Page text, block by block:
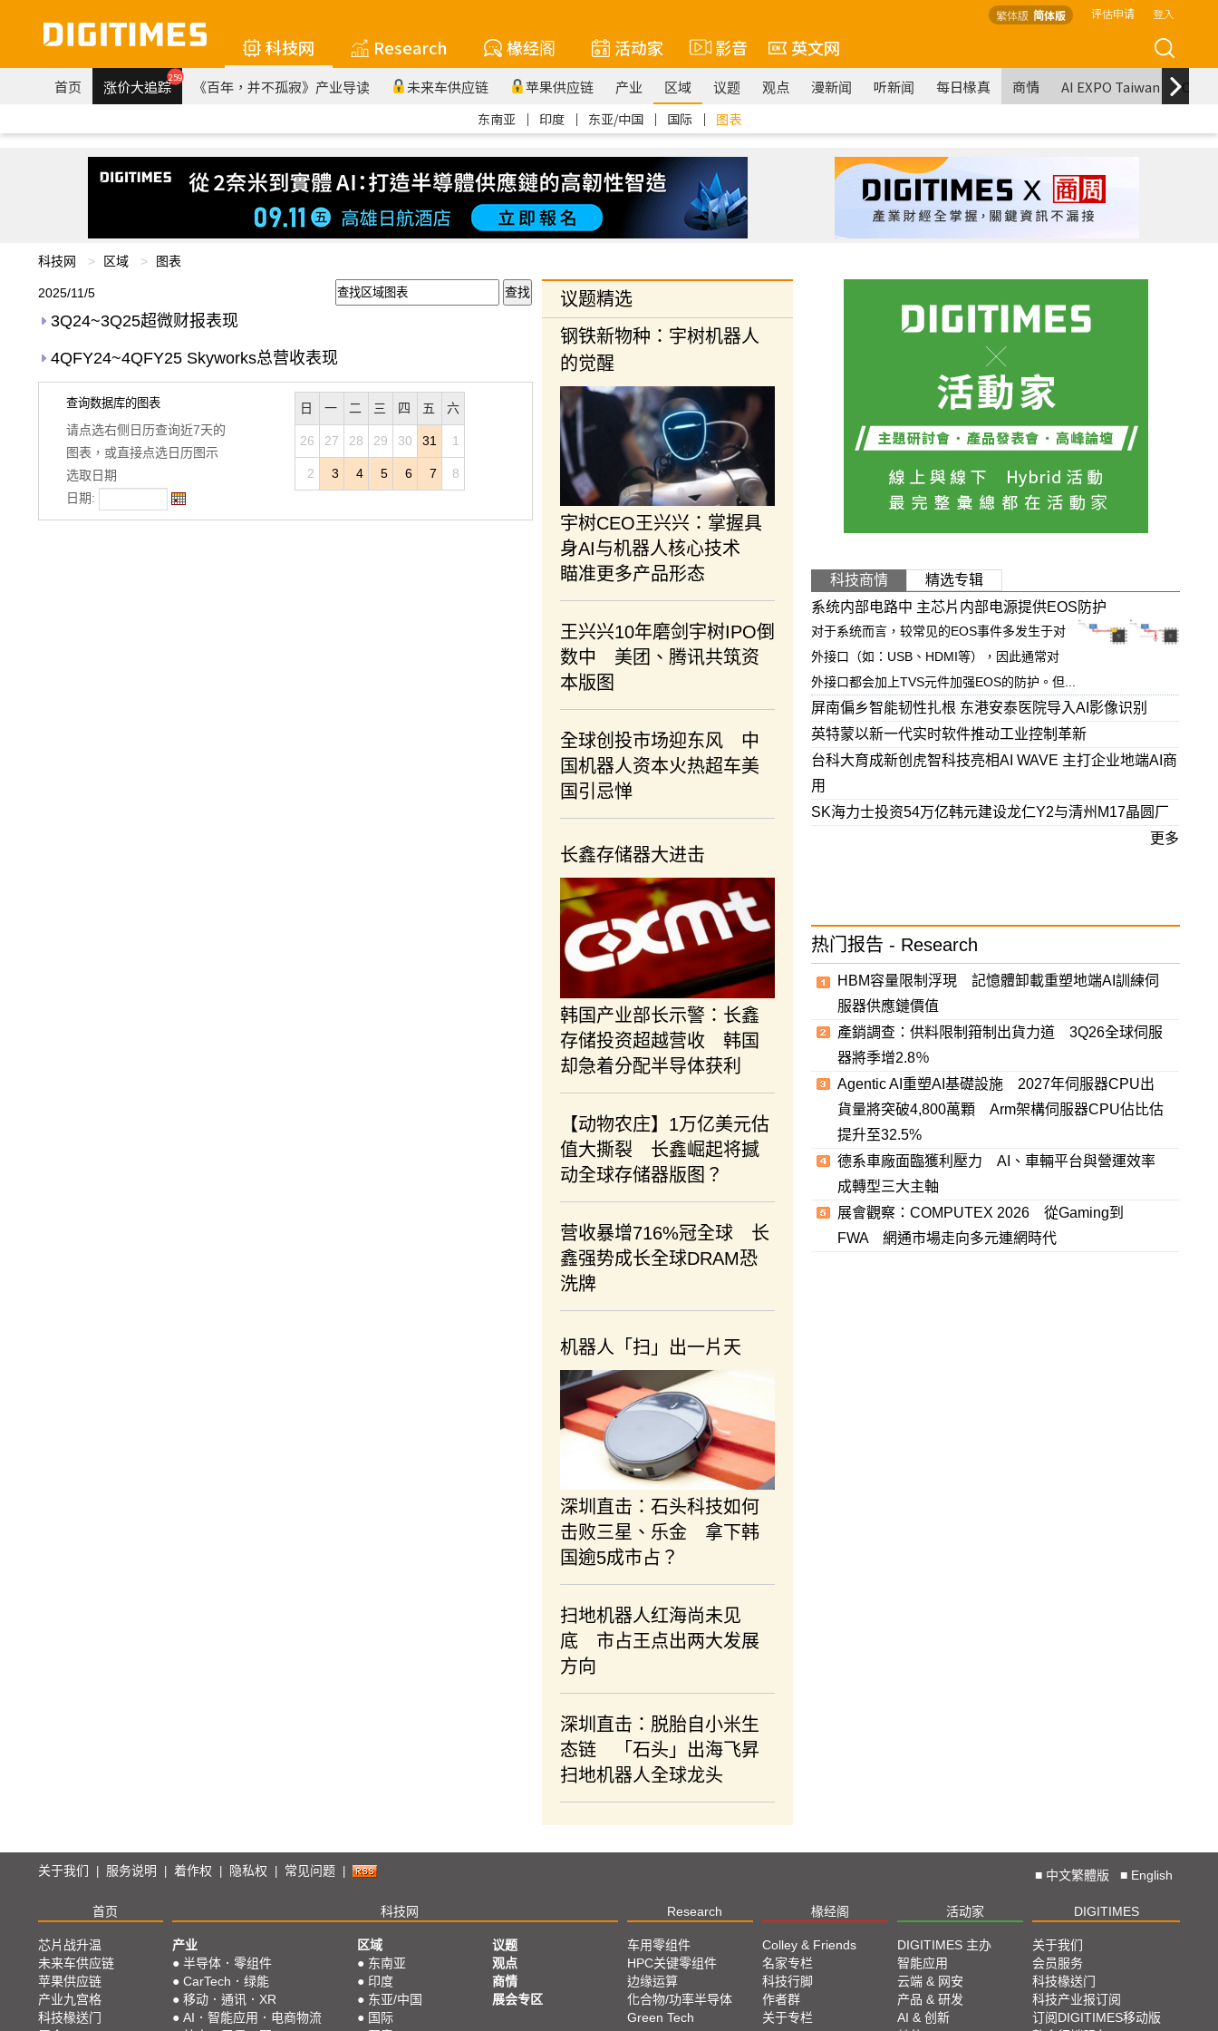
繁体版 简体版 评估申请 登入
科技网 Research 椽经阁 活动家 影音 英文网
首页 涨价大追踪259 《百年，并不孤寂》产业导读 未来车供应链 苹果供应链 产业 区域 议题 观点 漫新闻 听新闻 每日椽真 商情 AI EXPO Taiwan
东南亚 ｜ 印度 ｜ 东亚/中国 ｜ 国际 ｜ 图表
科技网 区域 图表
2025/11/5
3Q24~3Q25超微财报表现
4QFY24~4QFY25 Skyworks总营收表现
查询数据库的图表
请点选右侧日历查询近7天的
图表，或直接点选日历图示
选取日期
日期:
日 一 二 三 四 五 六
26 27 28 29 30 31 1
2 3 4 5 6 7 8
议题精选
钢铁新物种：宇树机器人
的觉醒
宇树CEO王兴兴：掌握具
身AI与机器人核心技术
瞄准更多产品形态
王兴兴10年磨剑宇树IPO倒
数中 美团、腾讯共筑资
本版图
全球创投市场迎东风 中
国机器人资本火热超车美
国引忌惮
长鑫存储器大进击
韩国产业部长示警：长鑫
存储投资超越营收 韩国
却急着分配半导体获利
【动物农庄】1万亿美元估
值大撕裂 长鑫崛起将撼
动全球存储器版图？
营收暴增716%冠全球 长
鑫强势成长全球DRAM恐
洗牌
机器人「扫」出一片天
深圳直击：石头科技如何
击败三星、乐金 拿下韩
国逾5成市占？
扫地机器人红海尚未见
底 市占王点出两大发展
方向
深圳直击：脱胎自小米生
态链 「石头」出海飞昇
扫地机器人全球龙头
科技商情
精选专辑
系统内部电路中 主芯片内部电源提供EOS防护
对于系统而言，较常见的EOS事件多发生于对
外接口（如：USB、HDMI等），因此通常对
外接口都会加上TVS元件加强EOS的防护。但...
屏南偏乡智能韧性扎根 东港安泰医院导入AI影像识别
英特蒙以新一代实时软件推动工业控制革新
台科大育成新创虎智科技亮相AI WAVE 主打企业地端AI商
用
SK海力士投资54万亿韩元建设龙仁Y2与清州M17晶圆厂
更多
热门报告 - Research
HBM容量限制浮現 記憶體卸載重塑地端AI訓練伺
服器供應鏈價值
產銷調查：供料限制箝制出貨力道 3Q26全球伺服
器將季增2.8％
Agentic AI重塑AI基礎設施 2027年伺服器CPU出
貨量將突破4,800萬顆 Arm架構伺服器CPU佔比估
提升至32.5%
德系車廠面臨獲利壓力 AI、車輛平台與營運效率
成轉型三大主軸
展會觀察：COMPUTEX 2026 從Gaming到
FWA 網通市場走向多元連網時代
关于我们 服务说明 着作权 隐私权 常见问题 ■ 中文繁體版 ■ English
首页 科技网 Research 椽经阁 活动家 DIGITIMES
芯片战升温
未来车供应链
苹果供应链
产业九宫格
科技椽送门
产业
● 半导体．零组件
● CarTech．绿能
● 移动．通讯．XR
● AI．智能应用．电商物流
区域
● 东南亚
● 印度
● 东亚/中国
● 国际
议题
观点
商情
展会专区
车用零组件
HPC关键零组件
边缘运算
化合物/功率半导体
Green Tech
Colley & Friends
名家专栏
科技行脚
作者群
关于专栏
DIGITIMES 主办
智能应用
云端 & 网安
产品 & 研发
AI & 创新
关于我们
会员服务
科技椽送门
科技产业报订阅
订阅DIGITIMES移动版